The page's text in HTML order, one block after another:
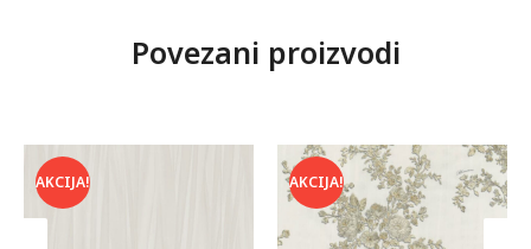
Povezani proizvodi
AKCIJA! AKCIJA!